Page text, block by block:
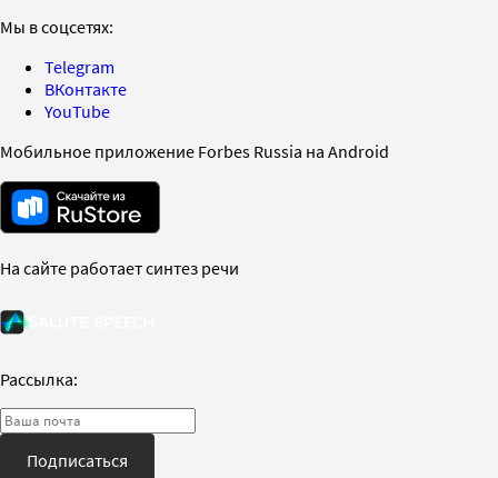
Мы в соцсетях:
Telegram
ВКонтакте
YouTube
Мобильное приложение Forbes Russia на Android
На сайте работает синтез речи
Рассылка:
Подписаться